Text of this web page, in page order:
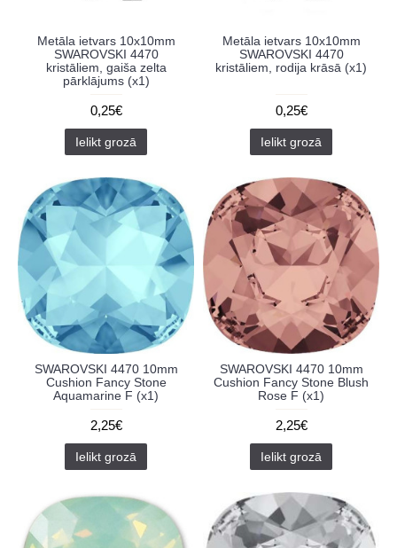
Metāla ietvars 10x10mm
SWAROVSKI 4470
kristāliem, gaiša zelta
pārklājums (x1)
0,25€
Ielikt grozā
Metāla ietvars 10x10mm
SWAROVSKI 4470
kristāliem, rodija krāsā (x1)
0,25€
Ielikt grozā
SWAROVSKI 4470 10mm
Cushion Fancy Stone
Aquamarine F (x1)
2,25€
Ielikt grozā
SWAROVSKI 4470 10mm
Cushion Fancy Stone Blush
Rose F (x1)
2,25€
Ielikt grozā